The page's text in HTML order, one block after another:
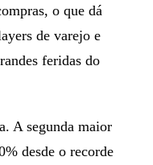
o que dá
de varejo e
feridas do
A segunda maior
desde o recorde